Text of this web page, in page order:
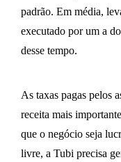
padrão. Em média,
executado por um a
desse tempo.
As taxas pagas pelos
receita mais
que o negócio seja
livre, a Tubi precisa